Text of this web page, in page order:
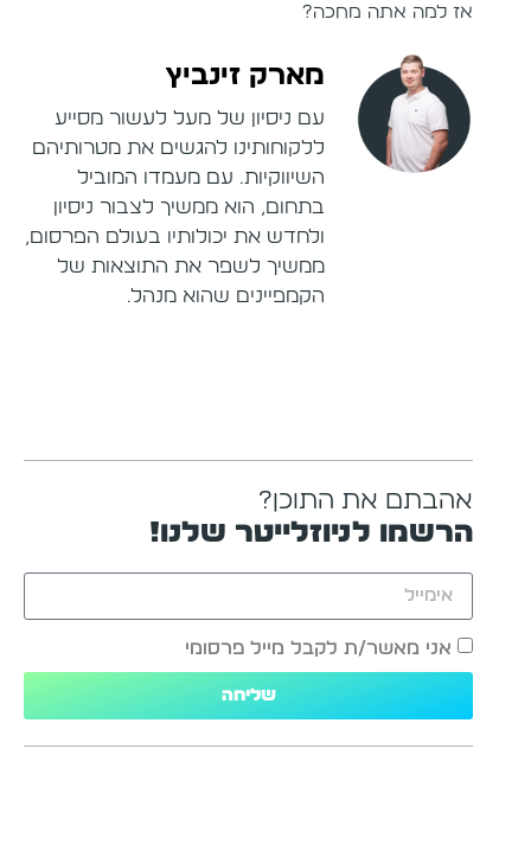
אז למה אתה מחכה?
מארק זינביץ
עם ניסיון של מעל לעשור מסייע
ללקוחותינו להגשים את מטרותיהם
השיווקיות. עם מעמדו המוביל
בתחום, הוא ממשיך לצבור ניסיון
ולחדש את יכולותיו בעולם הפרסום,
ממשיך לשפר את התוצאות של
הקמפיינים שהוא מנהל.
אהבתם את התוכן?
הרשמו לניוזלייטר שלנו!
אני מאשר/ת לקבל מייל פרסומי
שליחה